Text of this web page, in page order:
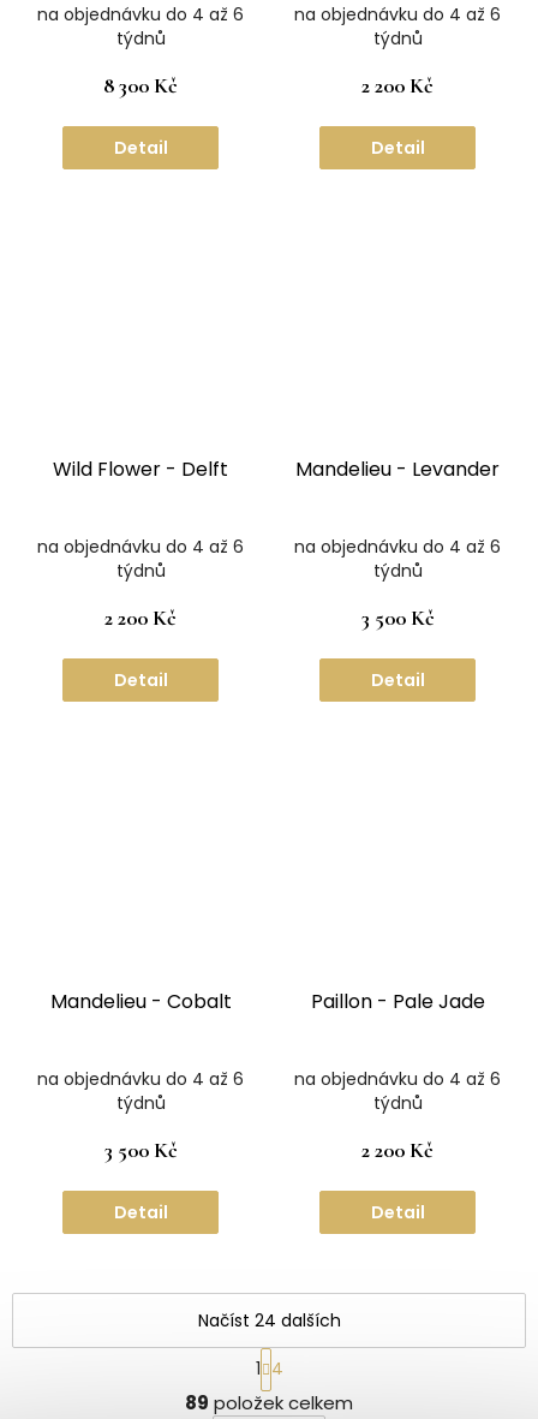
na objednávku do 4 až 6
týdnů
8 300 Kč
Detail
na objednávku do 4 až 6
týdnů
2 200 Kč
Detail
Wild Flower - Delft
na objednávku do 4 až 6
týdnů
2 200 Kč
Detail
Mandelieu - Levander
na objednávku do 4 až 6
týdnů
3 500 Kč
Detail
Mandelieu - Cobalt
na objednávku do 4 až 6
týdnů
3 500 Kč
Detail
Paillon - Pale Jade
na objednávku do 4 až 6
týdnů
2 200 Kč
Detail
O
Načíst 24 dalších
S
t
r
1 4
89 položek celkem